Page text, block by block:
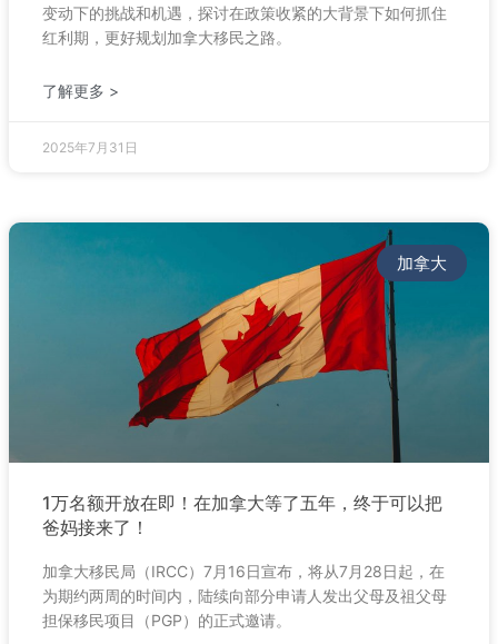
变动下的挑战和机遇，探讨在政策收紧的大背景下如何抓住
红利期，更好规划加拿大移民之路。
了解更多 >
2025年7月31日
加拿大
1万名额开放在即！在加拿大等了五年，终于可以把
爸妈接来了！
加拿大移民局（IRCC）7月16日宣布，将从7月28日起，在
为期约两周的时间内，陆续向部分申请人发出父母及祖父母
担保移民项目（PGP）的正式邀请。